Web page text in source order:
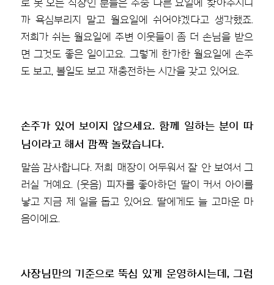
로 못 오는 직장인 분들은 주중 다른 요일에 찾아주시니
까 욕심부리지 말고 월요일에 쉬어야겠다고 생각했죠.
저희가 쉬는 월요일에 주변 이웃들이 좀 더 손님을 받으
면 그것도 좋은 일이고요. 그렇게 한가한 월요일에 손주
도 보고, 볼일도 보고 재충전하는 시간을 갖고 있어요.
손주가 있어 보이지 않으세요. 함께 일하는 분이 따
님이라고 해서 깜짝 놀랐습니다.
말씀 감사합니다. 저희 매장이 어두워서 잘 안 보여서 그
러실 거예요. (웃음) 피자를 좋아하던 딸이 커서 아이를
낳고 지금 제 일을 돕고 있어요. 딸에게도 늘 고마운 마
음이에요.
사장님만의 기준으로 뚝심 있게 운영하시는데, 그럼